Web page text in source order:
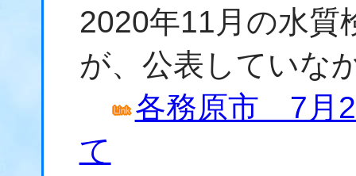
2020年11月の水質
が、公表していな
各務原市 7月
て